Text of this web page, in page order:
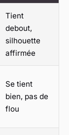
Tient
debout,
silhouette
affirmée
Se tient
bien, pas de
flou